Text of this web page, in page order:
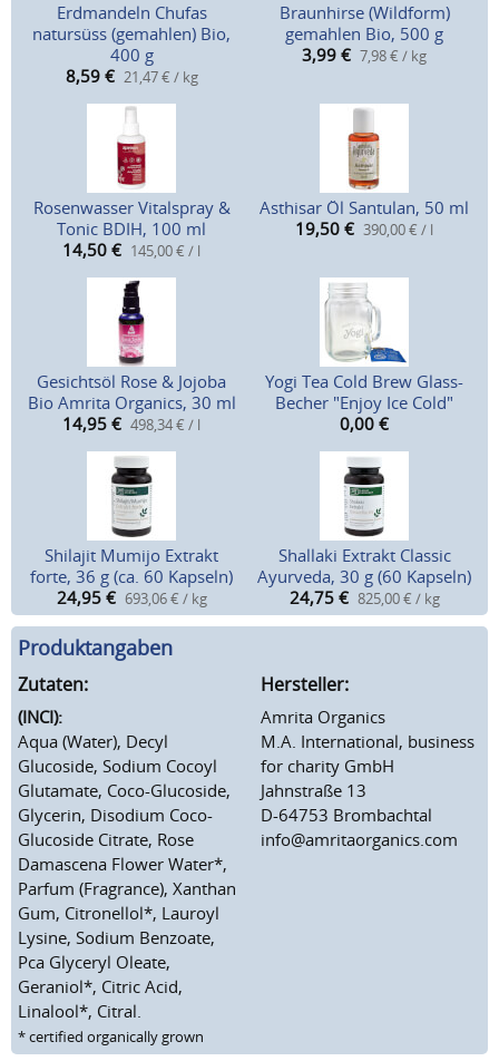
Erdmandeln Chufas
natursüss (gemahlen) Bio,
400 g
8,59 € 21,47 € / kg
Braunhirse (Wildform)
gemahlen Bio, 500 g
3,99 € 7,98 € / kg
Rosenwasser Vitalspray &
Tonic BDIH, 100 ml
14,50 € 145,00 € / l
Asthisar Öl Santulan, 50 ml
19,50 € 390,00 € / l
Gesichtsöl Rose & Jojoba
Bio Amrita Organics, 30 ml
14,95 € 498,34 € / l
Yogi Tea Cold Brew Glass-
Becher "Enjoy Ice Cold"
0,00 €
Shilajit Mumijo Extrakt
forte, 36 g (ca. 60 Kapseln)
24,95 € 693,06 € / kg
Shallaki Extrakt Classic
Ayurveda, 30 g (60 Kapseln)
24,75 € 825,00 € / kg
Produktangaben
Zutaten:
(INCI):
Aqua (Water), Decyl
Glucoside, Sodium Cocoyl
Glutamate, Coco-Glucoside,
Glycerin, Disodium Coco-
Glucoside Citrate, Rose
Damascena Flower Water*,
Parfum (Fragrance), Xanthan
Gum, Citronellol*, Lauroyl
Lysine, Sodium Benzoate,
Pca Glyceryl Oleate,
Geraniol*, Citric Acid,
Linalool*, Citral.
* certified organically grown
Hersteller:
Amrita Organics
M.A. International, business
for charity GmbH
Jahnstraße 13
D-64753 Brombachtal
info@amritaorganics.com